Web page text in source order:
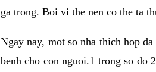
ga trong. Boi vi the nen co the ta
Ngay nay, mot so nha thich hop
benh cho con nguoi.1 trong so do